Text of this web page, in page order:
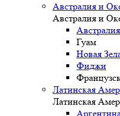
Австралия и
Австралия и
Австралия
Гуам
Новая
Фиджи
Латинская
Латинская
Аргентина